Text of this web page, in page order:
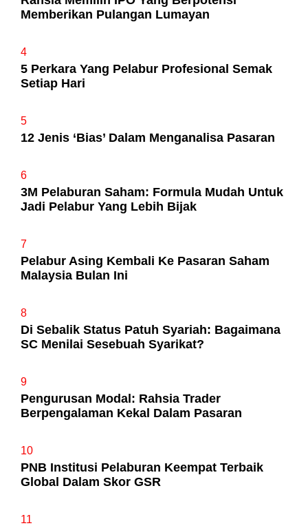
Memberikan Pulangan Lumayan
4
5 Perkara Yang Pelabur Profesional Semak
Setiap Hari
5
12 Jenis ‘Bias’ Dalam Menganalisa Pasaran
6
3M Pelaburan Saham: Formula Mudah Untuk
Jadi Pelabur Yang Lebih Bijak
7
Pelabur Asing Kembali Ke Pasaran Saham
Malaysia Bulan Ini
8
Di Sebalik Status Patuh Syariah: Bagaimana
SC Menilai Sesebuah Syarikat?
9
Pengurusan Modal: Rahsia Trader
Berpengalaman Kekal Dalam Pasaran
10
PNB Institusi Pelaburan Keempat Terbaik
Global Dalam Skor GSR
11